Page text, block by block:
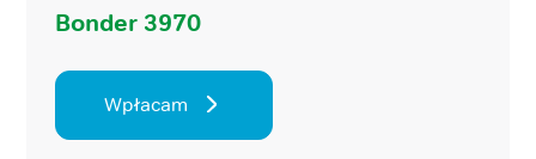
Bonder 3970
Wpłacam